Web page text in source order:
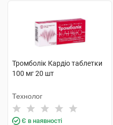
Тромболік Кардіо таблетки
100 мг 20 шт
Технолог
Є в наявності